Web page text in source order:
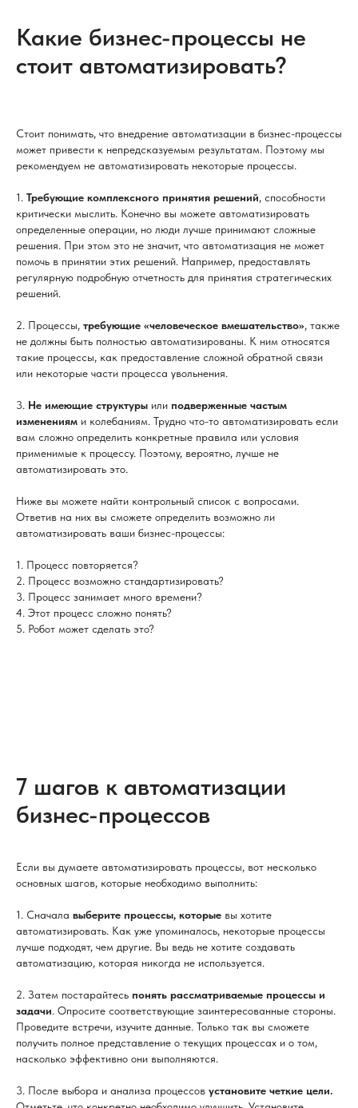
Какие бизнес-процессы не
стоит автоматизировать?
Стоит понимать, что внедрение автоматизации в бизнес-процессы
может привести к непредсказуемым результатам. Поэтому мы
рекомендуем не автоматизировать некоторые процессы.
1. Требующие комплексного принятия решений, способности
критически мыслить. Конечно вы можете автоматизировать
определенные операции, но люди лучше принимают сложные
решения. При этом это не значит, что автоматизация не может
помочь в принятии этих решений. Например, предоставлять
регулярную подробную отчетность для принятия стратегических
решений.
2. Процессы, требующие «человеческое вмешательство», также
не должны быть полностью автоматизированы. К ним относятся
такие процессы, как предоставление сложной обратной связи
или некоторые части процесса увольнения.
3. Не имеющие структуры или подверженные частым
изменениям и колебаниям. Трудно что-то автоматизировать если
вам сложно определить конкретные правила или условия
применимые к процессу. Поэтому, вероятно, лучше не
автоматизировать это.
Ниже вы можете найти контрольный список с вопросами.
Ответив на них вы сможете определить возможно ли
автоматизировать ваши бизнес-процессы:
1. Процесс повторяется?
2. Процесс возможно стандартизировать?
3. Процесс занимает много времени?
4. Этот процесс сложно понять?
5. Робот может сделать это?
7 шагов к автоматизации
бизнес-процессов
Если вы думаете автоматизировать процессы, вот несколько
основных шагов, которые необходимо выполнить:
1. Сначала выберите процессы, которые вы хотите
автоматизировать. Как уже упоминалось, некоторые процессы
лучше подходят, чем другие. Вы ведь не хотите создавать
автоматизацию, которая никогда не используется.
2. Затем постарайтесь понять рассматриваемые процессы и
задачи. Опросите соответствующие заинтересованные стороны.
Проведите встречи, изучите данные. Только так вы сможете
получить полное представление о текущих процессах и о том,
насколько эффективно они выполняются.
3. После выбора и анализа процессов установите четкие цели.